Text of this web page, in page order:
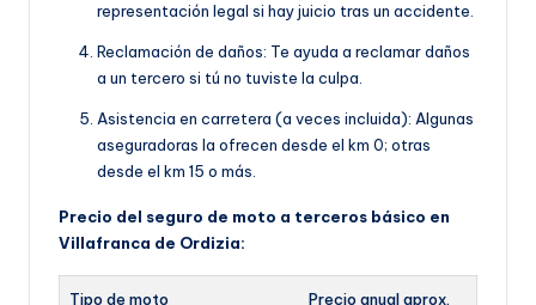
representación legal si hay juicio tras un accidente.
Reclamación de daños: Te ayuda a reclamar daños
a un tercero si tú no tuviste la culpa.
Asistencia en carretera (a veces incluida): Algunas
aseguradoras la ofrecen desde el km 0; otras
desde el km 15 o más.
Precio del seguro de moto a terceros básico en
Villafranca de Ordizia:
Tipo de moto Precio anual aprox.